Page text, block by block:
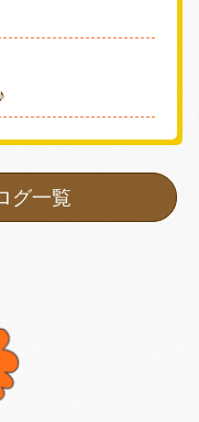
グ一覧